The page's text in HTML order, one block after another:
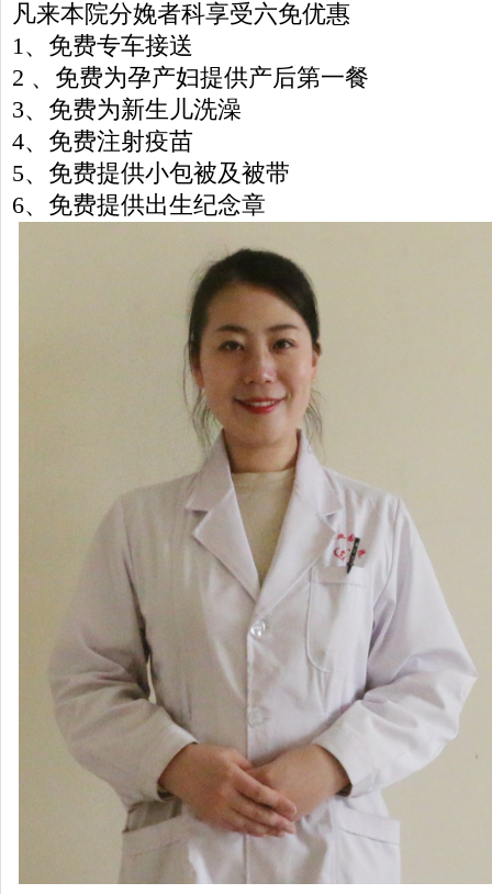
凡来本院分娩者科享受六免优惠
1、免费专车接送
2 、免费为孕产妇提供产后第一餐
3、免费为新生儿洗澡
4、免费注射疫苗
5、免费提供小包被及被带
6、免费提供出生纪念章